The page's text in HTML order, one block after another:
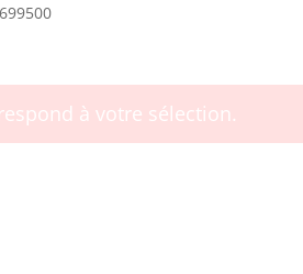
à votre sélection.